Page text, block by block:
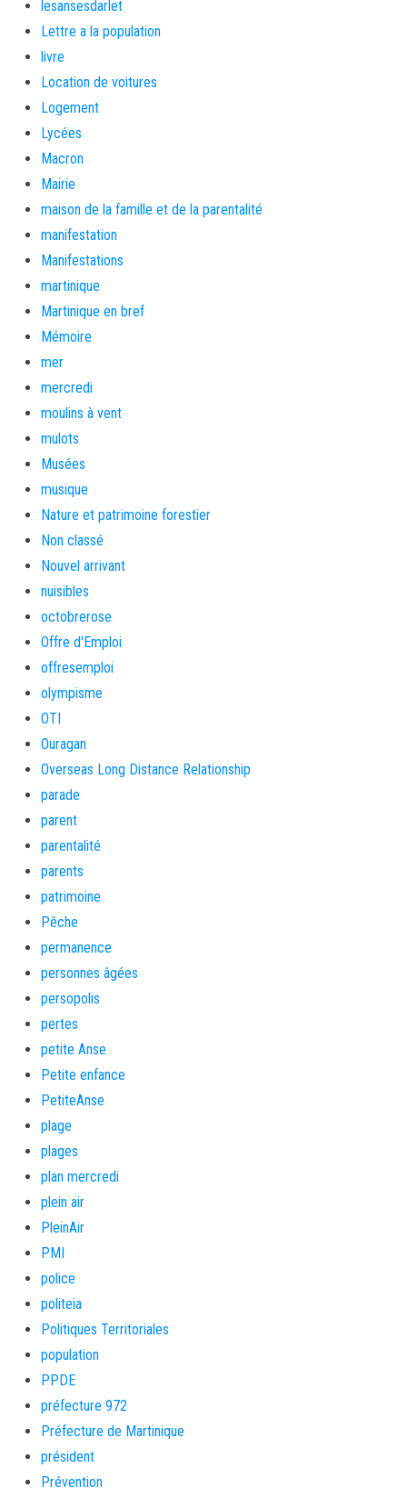
lesansesdarlet
Lettre a la population
livre
Location de voitures
Logement
Lycées
Macron
Mairie
maison de la famille et de la parentalité
manifestation
Manifestations
martinique
Martinique en bref
Mémoire
mer
mercredi
moulins à vent
mulots
Musées
musique
Nature et patrimoine forestier
Non classé
Nouvel arrivant
nuisibles
octobrerose
Offre d'Emploi
offresemploi
olympisme
OTI
Ouragan
Overseas Long Distance Relationship
parade
parent
parentalité
parents
patrimoine
Pêche
permanence
personnes âgées
persopolis
pertes
petite Anse
Petite enfance
PetiteAnse
plage
plages
plan mercredi
plein air
PleinAir
PMI
police
politeia
Politiques Territoriales
population
PPDE
préfecture 972
Préfecture de Martinique
président
Prévention